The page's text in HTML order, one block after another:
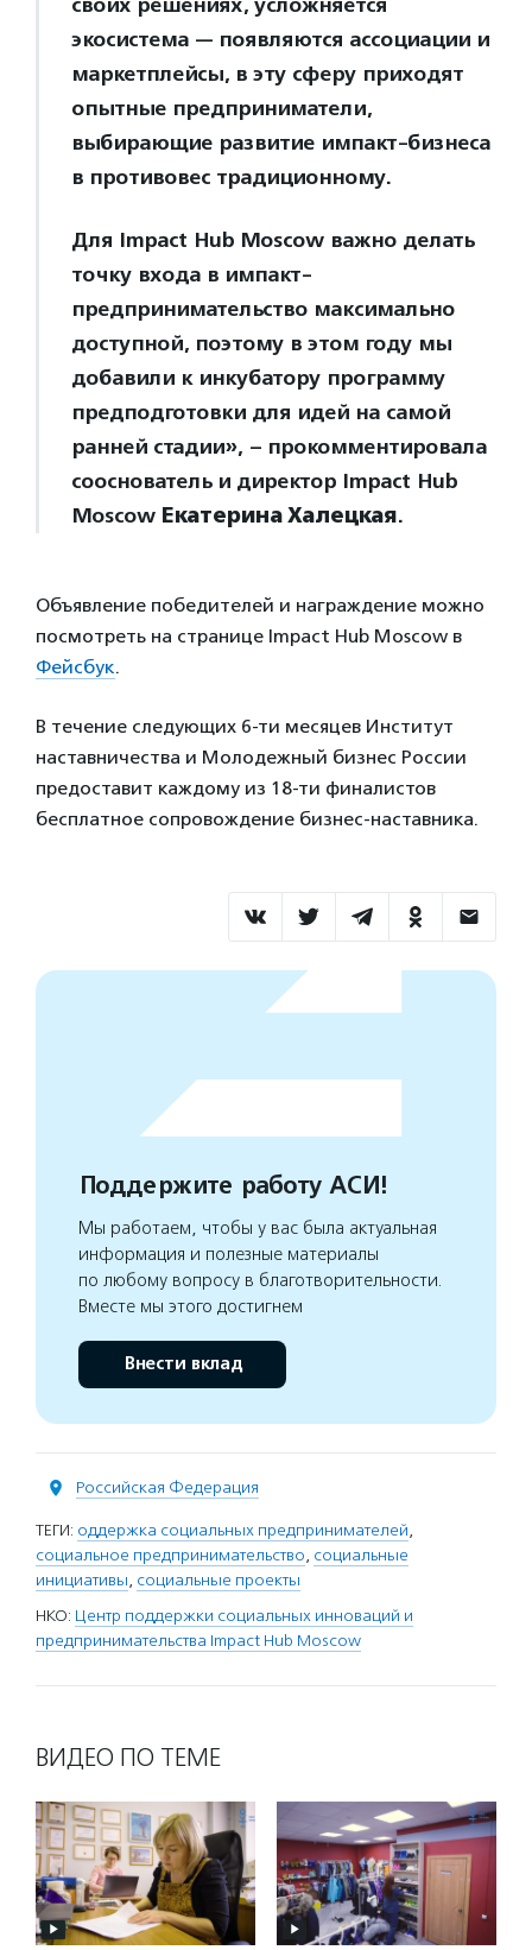
экосистема — появляются ассоциации и
маркетплейсы, в эту сферу приходят
опытные предприниматели,
выбирающие развитие импакт-бизнеса
в противовес традиционному.
Для Impact Hub Moscow важно делать
точку входа в импакт-
предпринимательство максимально
доступной, поэтому в этом году мы
добавили к инкубатору программу
предподготовки для идей на самой
ранней стадии», – прокомментировала
сооснователь и директор Impact Hub
Moscow Екатерина Халецкая.
Объявление победителей и награждение можно
посмотреть на странице Impact Hub Moscow в
Фейсбук.
В течение следующих 6-ти месяцев Институт
наставничества и Молодежный бизнес России
предоставит каждому из 18-ти финалистов
бесплатное сопровождение бизнес-наставника.
Поддержите работу АСИ!
Мы работаем, чтобы у вас была актуальная
информация и полезные материалы
по любому вопросу в благотворительности.
Вместе мы этого достигнем
Внести вклад
Российская Федерация
ТЕГИ: оддержка социальных предпринимателей,
социальное предпринимательство, социальные
инициативы, социальные проекты
НКО: Центр поддержки социальных инноваций и
предпринимательства Impact Hub Moscow
ВИДЕО ПО ТЕМЕ